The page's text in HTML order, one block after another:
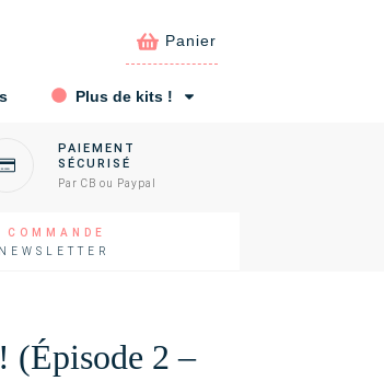
Panier
Plus de kits !
PAIEMENT
SÉCURISÉ
Par CB ou Paypal
(épisode 2 –